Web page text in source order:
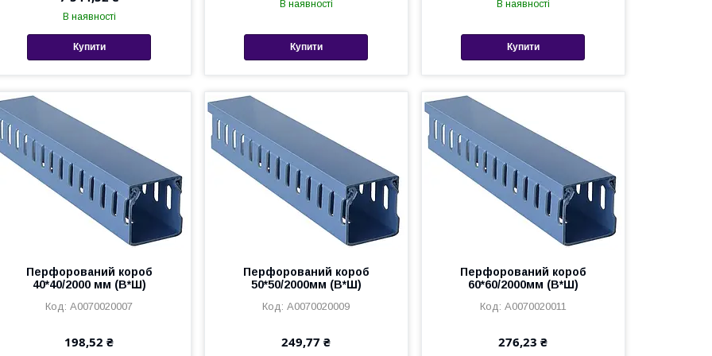
В наявності
Купити
В наявності
Купити
В наявності
Купити
Перфорований короб
40*40/2000 мм (В*Ш)
A0070020007
198,52 ₴
Перфорований короб
50*50/2000мм (В*Ш)
A0070020009
249,77 ₴
Перфорований короб
60*60/2000мм (В*Ш)
A0070020011
276,23 ₴